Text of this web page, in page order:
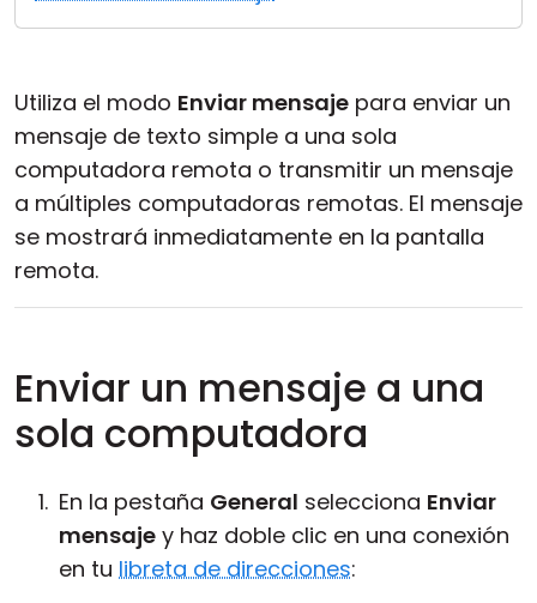
Utiliza el modo Enviar mensaje para enviar un
mensaje de texto simple a una sola
computadora remota o transmitir un mensaje
a múltiples computadoras remotas. El mensaje
se mostrará inmediatamente en la pantalla
remota.
Enviar un mensaje a una
sola computadora
En la pestaña General selecciona Enviar
mensaje y haz doble clic en una conexión
en tu libreta de direcciones:
Nube y local